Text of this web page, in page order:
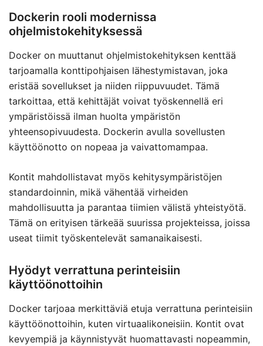
Dockerin rooli modernissa
ohjelmistokehityksessä
Docker on muuttanut ohjelmistokehityksen kenttää
tarjoamalla konttipohjaisen lähestymistavan, joka
eristää sovellukset ja niiden riippuvuudet. Tämä
tarkoittaa, että kehittäjät voivat työskennellä eri
ympäristöissä ilman huolta ympäristön
yhteensopivuudesta. Dockerin avulla sovellusten
käyttöönotto on nopeaa ja vaivattomampaa.
Kontit mahdollistavat myös kehitysympäristöjen
standardoinnin, mikä vähentää virheiden
mahdollisuutta ja parantaa tiimien välistä yhteistyötä.
Tämä on erityisen tärkeää suurissa projekteissa, joissa
useat tiimit työskentelevät samanaikaisesti.
Hyödyt verrattuna perinteisiin
käyttöönottoihin
Docker tarjoaa merkittäviä etuja verrattuna perinteisiin
käyttöönottoihin, kuten virtuaalikoneisiin. Kontit ovat
kevyempiä ja käynnistyvät huomattavasti nopeammin,